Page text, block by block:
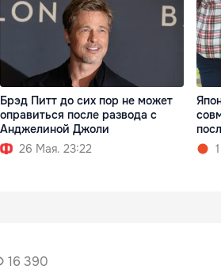
Брэд Питт до сих пор не может
оправиться после развода с
Анджелиной Джоли
26 Мая. 23:22
16 390